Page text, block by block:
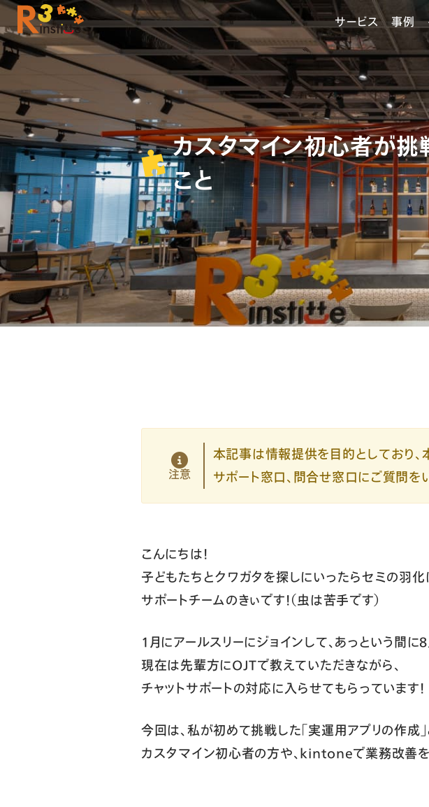
サービス 事例
カスタマイン初心者が挑
こと
注意
本記事は情報提供を目的としており、
サポート窓口、問合せ窓口にご質問を
こんにちは！
子どもたちとクワガタを探しにいったらセミの羽
サポートチームのきぃです！（虫は苦手です）
1月にアールスリーにジョインして、あっという間に8
現在は先輩方にOJTで教えていただきながら、
チャットサポートの対応に入らせてもらっています！
今回は、私が初めて挑戦した「実運用アプリの作成
カスタマイン初心者の方や、kintoneで業務改善